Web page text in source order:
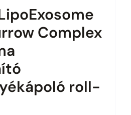
Complex
roll-